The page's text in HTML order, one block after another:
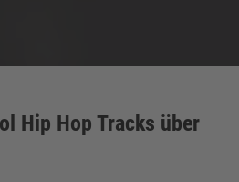
Hip Hop Tracks über